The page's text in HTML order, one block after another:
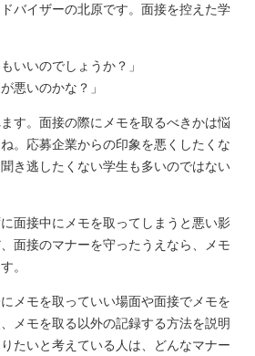
バイザーの北原です。面接を控えた学
いいのでしょうか？」
悪いのかな？」
す。面接の際にメモを取るべきかは悩
。応募企業からの印象を悪くしたくな
き逃したくない学生も多いのではない
面接中にメモを取ってしまうと悪い影
面接のマナーを守ったうえなら、メモ
。
メモを取っていい場面や面接でメモを
メモを取る以外の記録する方法を説明
たいと考えている人は、どんなマナー